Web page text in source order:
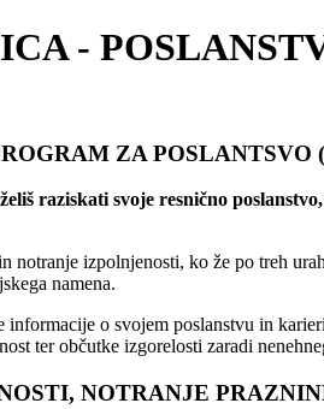
-
ZA POSLANTSVO
raziskati svoje resnično
notranje izpolnjenosti, ko že po treh
namena.
o svojem poslanstvu in
ter občutke izgorelosti zaradi
NOTRANJE